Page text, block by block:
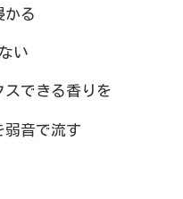
かる
い
スできる香りを
弱音で流す